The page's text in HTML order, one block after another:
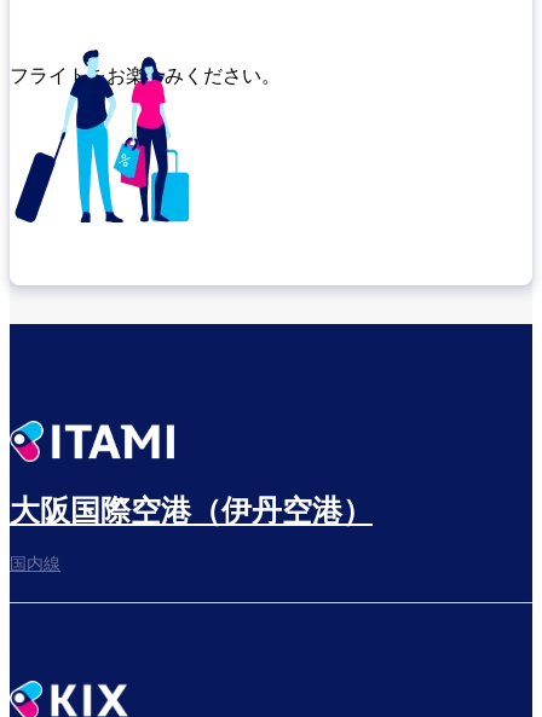
フライトをお楽しみください。
搭乗ゲートへ
大阪国際空港（伊丹空港）
国内線